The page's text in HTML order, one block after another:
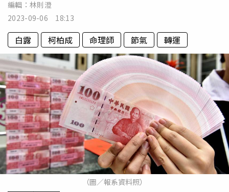
編輯： 林則澄
2023-09-06 18:13
白露 柯柏成 命理師 節氣 轉運
（圖／報系資料照）